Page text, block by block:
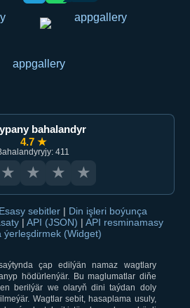
bahalandyr
4.7 ★
411
★ ★ ★ ★
Esasy sebitler | Din işleri boýunça
| API (JSON) | API resminamasy
ýerleşdirmek (Widget)
çap edilýän namaz wagtlary
hödürlenýär. Bu maglumatlar diňe
berilýär we olaryň dini taýdan doly
Wagtlar sebit, hasaplama usuly,